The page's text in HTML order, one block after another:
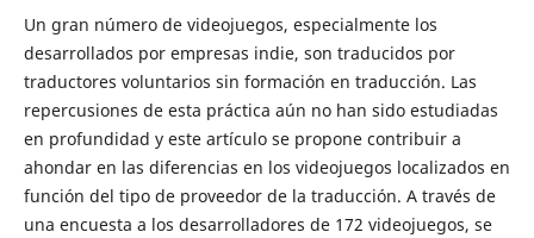
Un gran número de videojuegos, especialmente los
desarrollados por empresas indie, son traducidos por
traductores voluntarios sin formación en traducción. Las
repercusiones de esta práctica aún no han sido estudiadas
en profundidad y este artículo se propone contribuir a
ahondar en las diferencias en los videojuegos localizados en
función del tipo de proveedor de la traducción. A través de
una encuesta a los desarrolladores de 172 videojuegos, se